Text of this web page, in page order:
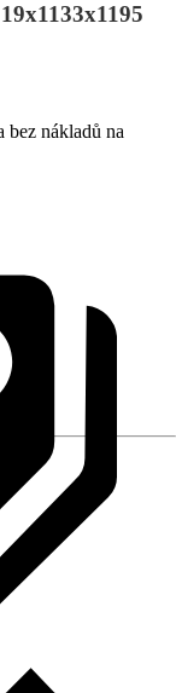
nákladů na